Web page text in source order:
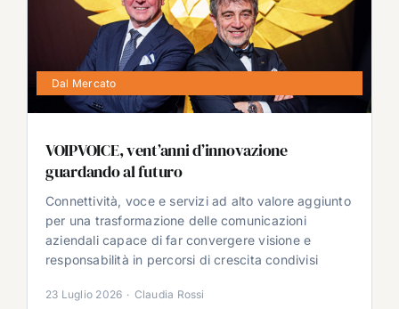
Dal Mercato
VOIPVOICE, vent’anni d’innovazione
guardando al futuro
Connettività, voce e servizi ad alto valore aggiunto
per una trasformazione delle comunicazioni
aziendali capace di far convergere visione e
responsabilità in percorsi di crescita condivisi
23 Luglio 2026 · Claudia Rossi